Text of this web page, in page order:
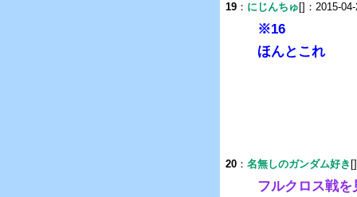
19 ： にじんちゅ []：2015-
※16
ほんとこれ
20 ： 名無しのガンダム好き
フルクロス戦